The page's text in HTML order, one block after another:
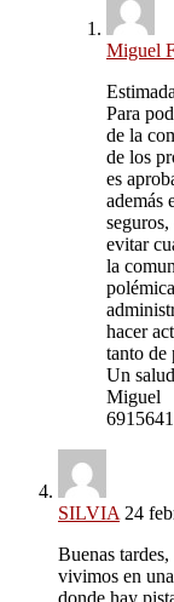
Miguel
Para
de la
de los
es
además
evitar
la
hacer
tanto de
Un
Miguel
SILVIA 24
Buenas tardes,
vivimos en
donde hay